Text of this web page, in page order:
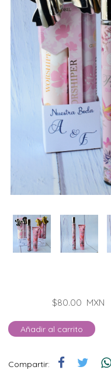
$80.00 MXN
Añadir al carrito
Compartir: